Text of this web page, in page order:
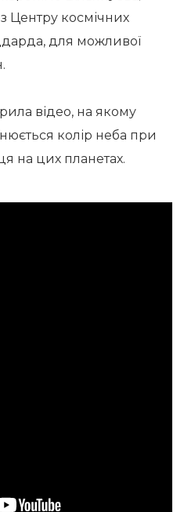
Центру космічних
для можливої
відео, на якому
колір неба при
на цих планетах.